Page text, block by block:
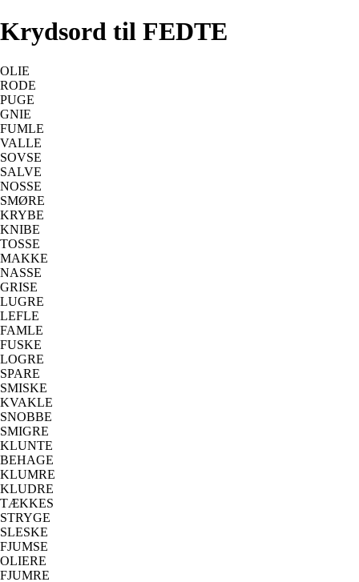
Krydsord til FEDTE
OLIE
RODE
PUGE
GNIE
FUMLE
VALLE
SOVSE
SALVE
NOSSE
SMØRE
KRYBE
KNIBE
TOSSE
MAKKE
NASSE
GRISE
LUGRE
LEFLE
FAMLE
FUSKE
LOGRE
SPARE
SMISKE
KVAKLE
SNOBBE
SMIGRE
KLUNTE
BEHAGE
KLUMRE
KLUDRE
TÆKKES
STRYGE
SLESKE
FJUMSE
OLIERE
FJUMRE